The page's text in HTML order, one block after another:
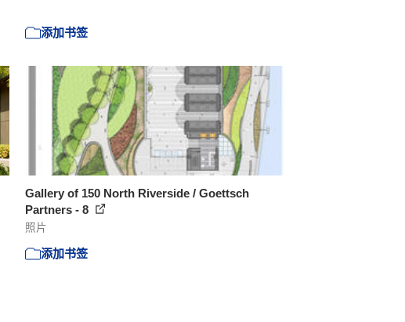
添加书签
Gallery of 150 North Riverside / Goettsch
Partners - 8
照片
添加书签